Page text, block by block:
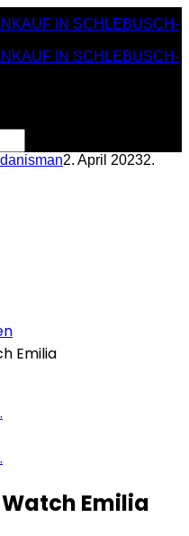
danisman2. April 20232.
Emilia
Emilia